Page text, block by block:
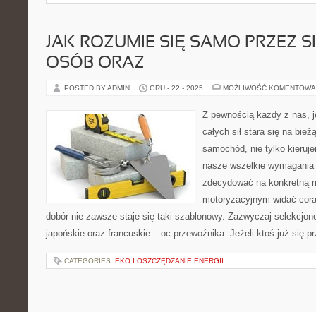
JAK ROZUMIE SIĘ SAMO PRZEZ
OSÓB ORAZ
POSTED BY ADMIN GRU - 22 - 2025 MOŻLIWOŚĆ
Z pewnością każdy z nas,
całych sił stara się na
samochód, nie tylko
nasze wszelkie
zdecydować na konkretną
motoryzacyjnym widać
dobór nie zawsze staje się taki szablonowy. Zazwyczaj
japońskie oraz francuskie – oc przewoźnika. Jeżeli ktoś już się
CATEGORIES: EKO I OSZCZĘDZANIE ENERGII